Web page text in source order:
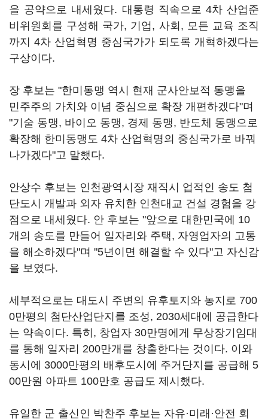
을 공약으로 내세웠다. 대통령 직속으로 4차 산업준
비위원회를 구성해 국가, 기업, 사회, 모든 교육 조직
까지 4차 산업혁명 중심국가가 되도록 개혁하겠다는
구상이다.
장 후보는 "한미동맹 역시 현재 군사안보적 동맹을
민주주의 가치와 이념 중심으로 확장 개편하겠다"며
"기술 동맹, 바이오 동맹, 경제 동맹, 반도체 동맹으로
확장해 한미동맹도 4차 산업혁명의 중심국가로 바꿔
나가겠다"고 말했다.
안상수 후보는 인천광역시장 재직시 업적인 송도 첨
단도시 개발과 외자 유치한 인천대교 건설 경험을 강
점으로 내세웠다. 안 후보는 "앞으로 대한민국에 10
개의 송도를 만들어 일자리와 주택, 자영업자의 고통
을 해소하겠다"며 "5년이면 해결할 수 있다"고 자신감
을 보였다.
세부적으로는 대도시 주변의 유후토지와 농지로 700
0만평의 첨단산업단지를 조성, 2030세대에 공급한다
는 약속이다. 특히, 창업자 30만명에게 무상장기임대
를 통해 일자리 200만개를 창출한다는 것이다. 이와
동시에 3000만평의 배후도시에 주거단지를 공급해 5
00만원 아파트 100만호 공급도 제시했다.
유일한 군 출신인 박찬주 후보는 자유·미래·안전 회